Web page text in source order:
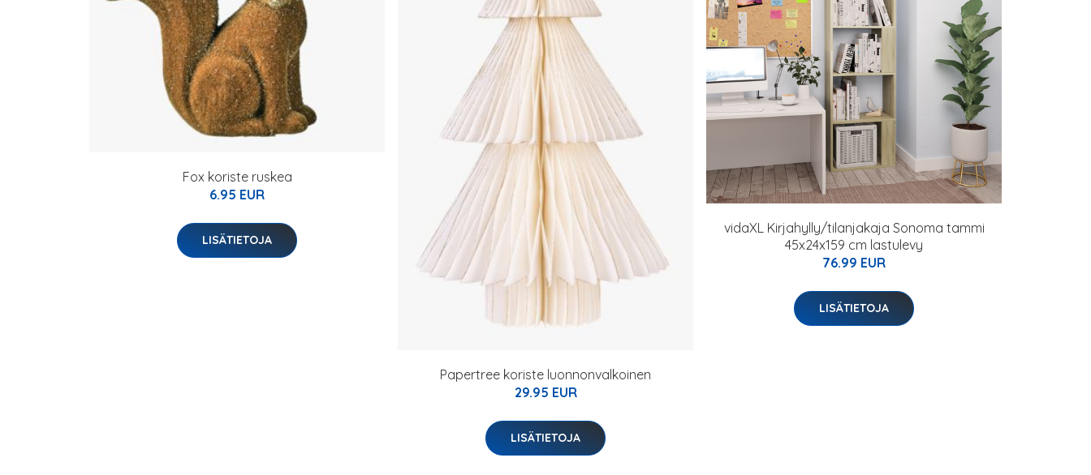
Fox koriste ruskea
6.95 EUR
LISÄTIETOJA
Papertree koriste luonnonvalkoinen
29.95 EUR
LISÄTIETOJA
vidaXL Kirjahylly/tilanjakaja Sonoma tammi
45x24x159 cm lastulevy
76.99 EUR
LISÄTIETOJA